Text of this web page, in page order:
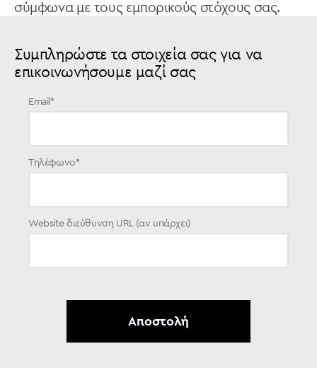
σύμφωνα με τους εμπορικούς στόχους σας.
Συμπληρώστε τα στοιχεία σας για να
επικοινωνήσουμε μαζί σας
Email *
Τηλέφωνο*
Website διεύθυνση URL (αν υπάρχει)